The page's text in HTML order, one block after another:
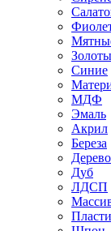
Синие
МДФ
Эмаль
Акрил
Береза
Дерево
Дуб
ЛДСП